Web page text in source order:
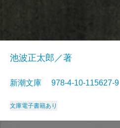
池波正太郎／著
新潮文庫 978-4-10-
文庫電子書籍あり